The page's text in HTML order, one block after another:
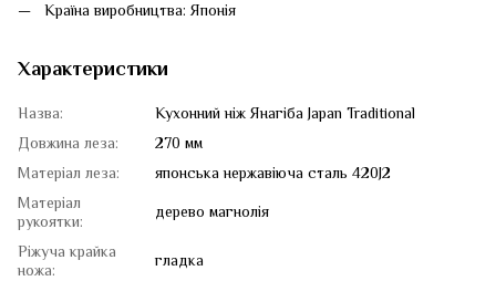
Країна виробництва: Японія
Характеристики
Назва:
Кухонний ніж Янагіба Japan Traditional
Довжина леза:
270 мм
Матеріал леза:
японська нержавіюча сталь 420J2
Матеріал
рукоятки:
дерево магнолія
Ріжуча крайка
ножа:
гладка